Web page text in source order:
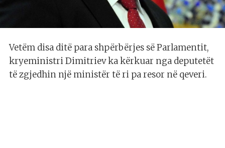
Vetëm disa ditë para shpërbërjes së Parlamentit,
kryeministri Dimitriev ka kërkuar nga deputetët
të zgjedhin një ministër të ri pa resor në qeveri.